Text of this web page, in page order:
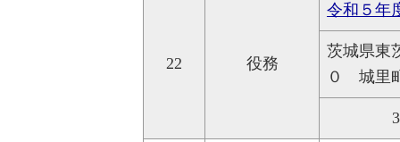
22 役務
令和５年
茨城県東
０ 城里